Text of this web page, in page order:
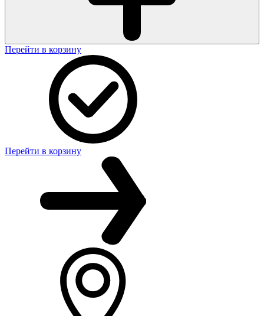
Перейти в корзину
Перейти в корзину